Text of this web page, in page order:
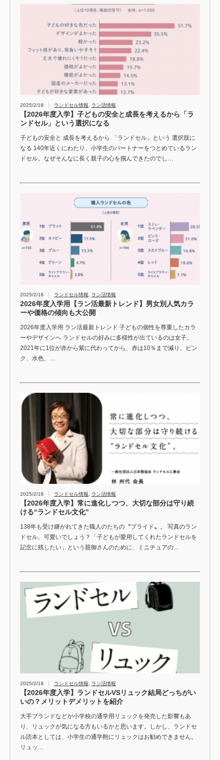
2025/2/18 ランドセル情報, ラン活情報
【2026年度入学】子どもの安全と成長を考えるから「ラ
ンドセル」という選択になる
子どもの安全と 成長を考えるから 「ランドセル」という 選択肢に
なる 140年近くにわたり、小学生のパートナーをつとめているラン
ドセル。なぜそんなに長く親子の心を掴んできたのでし…
2025/2/18 ランドセル情報 ラン活情報
2026年度入学用【ラン活最新トレンド】男女別人気カラ
ーや価格の傾向も大公開
2026年度入学用 ラン活最新トレンド 子どもの個性を尊重したカラ
ーやデザインへ ランドセルの好みに多様性が出ているのは女子。
2021年に1位が赤から紫に代わってから、赤は10％まで減り、ピン
ク、水色、…
2025/2/18 ランドセル情報, ラン活情報
【2026年度入学】常に進化しつつ、大切な部分は守り続
ける“ランドセル文化”
138年も受け継がれてきた職人のたちの〝プライド〟。 写真のラン
ドセル、可愛いでしょう？「子どもが愛用してくれたランドセルを
記念に残したい」という親御さんのために、ミニチュアの…
2025/2/18 ランドセル情報 ラン活情報
【2026年度入学】ランドセルVSリュック結局どっちがい
いの？メリットデメリットを紹介
大手ブランドなどが小学校の通学用リュックを発売した影響もあ
り、リュックが気になる方もいるかと思います。しかし、ランドセ
ル読本としては、小学生の通学鞄にリュックはお勧めできません。
リュッ…